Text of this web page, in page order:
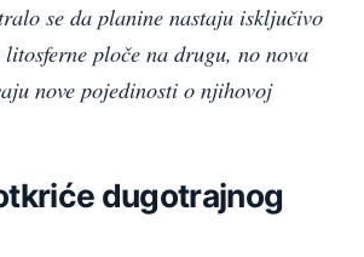
se da planine nastaju isključivo
litosferne ploče na drugu, no nova
nove pojedinosti o njihovoj
dugotrajnog